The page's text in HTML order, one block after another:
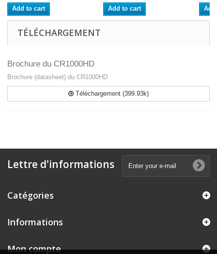
Add to cart Add to cart
TÉLÉCHARGEMENT
Brochure du CR1000HD
Brochure (datasheet) du CR1000HD
Téléchargement (399.93k)
Lettre d'informations
Catégories
Informations
Mon compte